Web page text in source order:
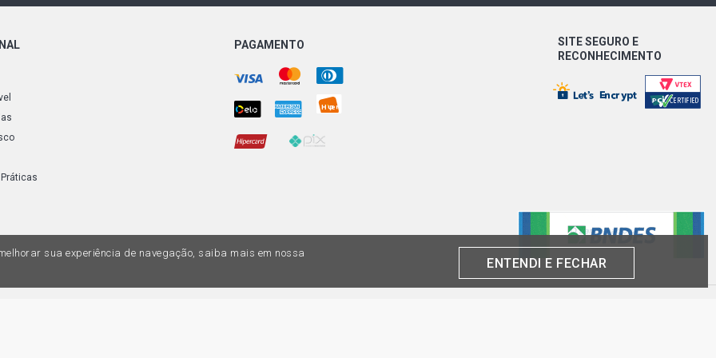
FLEX (2007 - 2013)
FIESTA SEDAN STD SEDAN 1.0 8V ZETEC ROCAM
GASOLINA (2002 - 2008)
ECOSPORT XLT FREESTYLE SUV 2.0 16V
DURATEC FLEX (2009 - 2012)
PAGAMENTO
SITE SEGURO E
RECONHECIMENTO
sua experiência de navegação, saiba mais em nossa
ENTENDI E FECHAR